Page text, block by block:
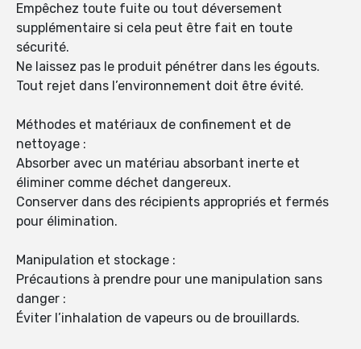
Empêchez toute fuite ou tout déversement
supplémentaire si cela peut être fait en toute
sécurité.
Ne laissez pas le produit pénétrer dans les égouts.
Tout rejet dans l’environnement doit être évité.
Méthodes et matériaux de confinement et de
nettoyage :
Absorber avec un matériau absorbant inerte et
éliminer comme déchet dangereux.
Conserver dans des récipients appropriés et fermés
pour élimination.
Manipulation et stockage :
Précautions à prendre pour une manipulation sans
danger :
Éviter l’inhalation de vapeurs ou de brouillards.